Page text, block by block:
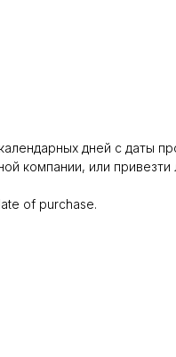
дней с даты
компании, или привезти
of purchase.